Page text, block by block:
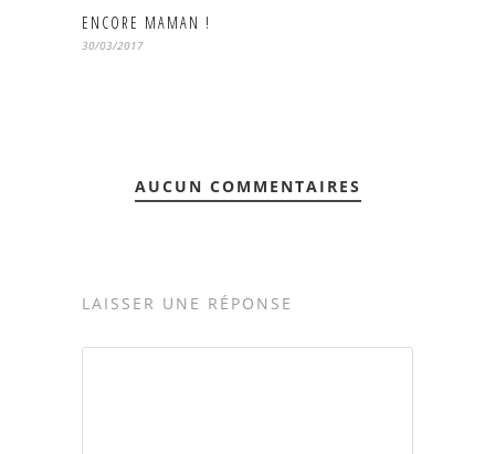
ENCORE MAMAN !
30/03/2017
AUCUN COMMENTAIRES
LAISSER UNE RÉPONSE